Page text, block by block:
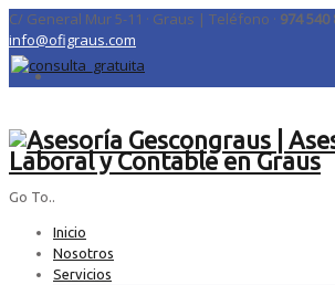
C/ General Mur 5-11 · Graus | Teléfono · 974 540
info@ofigraus.com
Go To..
Inicio
Nosotros
Servicios